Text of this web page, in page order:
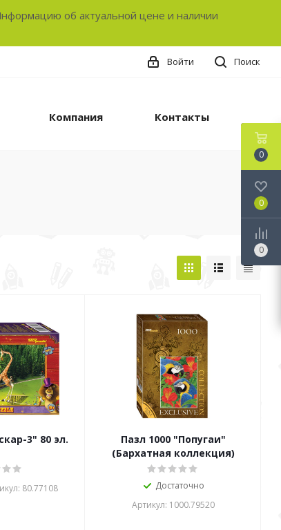
об актуальной цене и наличии
Поиск
Войти
Компания Контакты
3" 80 эл.
80.77108
Пазл 1000 "Попугаи"
(Бархатная коллекция)
Достаточно
Артикул: 1000.79520
0
0
0